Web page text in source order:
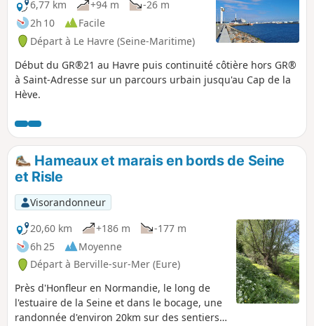
6,77 km +94 m
-26 m
2h 10
Facile
Départ à Le Havre (Seine-Maritime)
Début du GR®21 au Havre puis continuité côtière hors GR®
à Saint-Adresse sur un parcours urbain jusqu'au Cap de la
Hève.
Hameaux et marais en bords de Seine
et Risle
Visorandonneur
20,60 km
+186 m
-177 m
6h 25
Moyenne
Départ à Berville-sur-Mer (Eure)
Près d'Honfleur en Normandie, le long de
l'estuaire de la Seine et dans le bocage, une
randonnée d'environ 20km sur des sentiers